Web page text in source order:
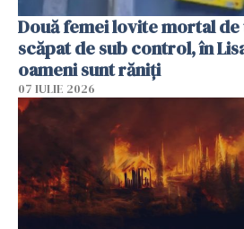
Două femei lovite mortal
scăpat de sub control, în
oameni sunt răniți
07 IULIE 2026